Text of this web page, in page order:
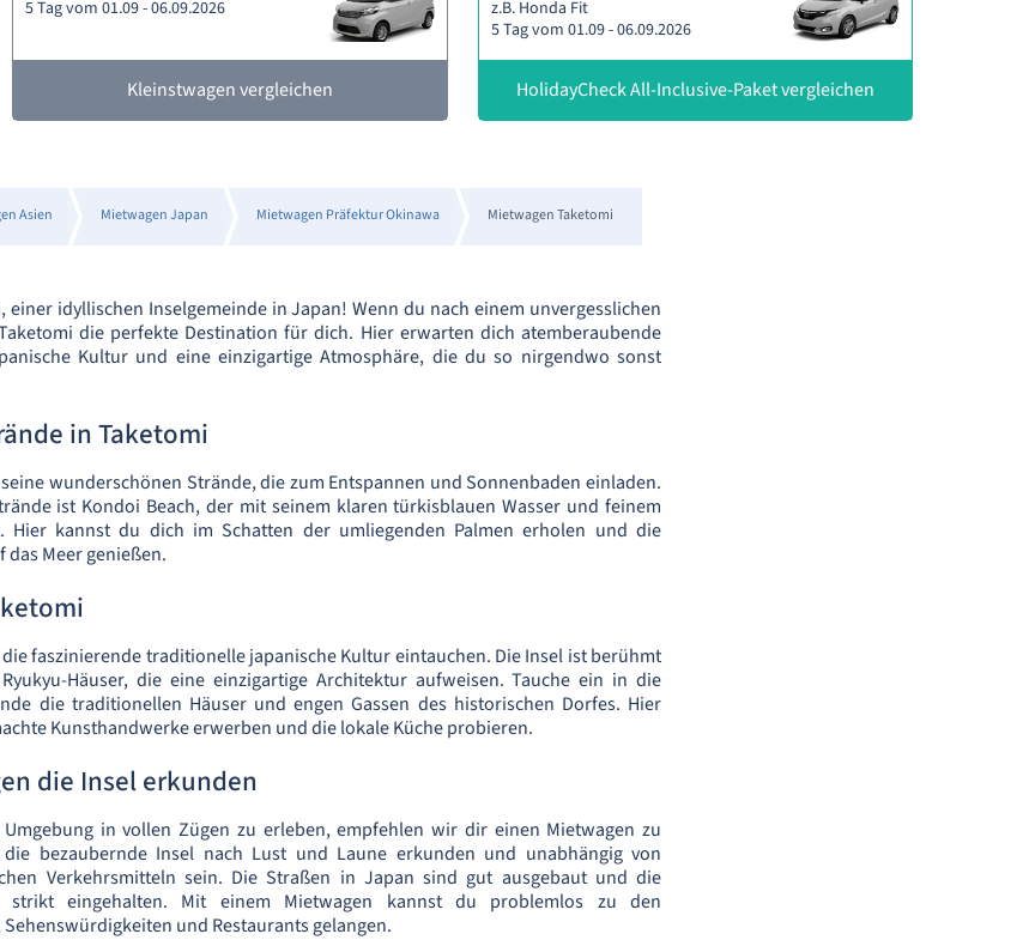
5 Tag vom 01.09 - 06.09.2026
Kleinstwagen vergleichen
z.B. Honda Fit
5 Tag vom 01.09 - 06.09.2026
HolidayCheck All-Inclusive-Paket vergleichen
Asien Mietwagen Japan Mietwagen Präfektur Okinawa Mietwagen Taketomi
idyllischen Inselgemeinde in Japan! Wenn du nach einem unvergesslichen
die perfekte Destination für dich. Hier erwarten dich atemberaubende
Kultur und eine einzigartige Atmosphäre, die du so nirgendwo sonst
in Taketomi
wunderschönen Strände, die zum Entspannen und Sonnenbaden einladen.
ist Kondoi Beach, der mit seinem klaren türkisblauen Wasser und feinem
Hier kannst du dich im Schatten der umliegenden Palmen erholen und die
Meer genießen.
faszinierende traditionelle japanische Kultur eintauchen. Die Insel ist berühmt
Häuser, die eine einzigartige Architektur aufweisen. Tauche ein in die
die traditionellen Häuser und engen Gassen des historischen Dorfes. Hier
Kunsthandwerke erwerben und die lokale Küche probieren.
die Insel erkunden
in vollen Zügen zu erleben, empfehlen wir dir einen Mietwagen zu
bezaubernde Insel nach Lust und Laune erkunden und unabhängig von
Verkehrsmitteln sein. Die Straßen in Japan sind gut ausgebaut und die
strikt eingehalten. Mit einem Mietwagen kannst du problemlos zu den
und Restaurants gelangen.